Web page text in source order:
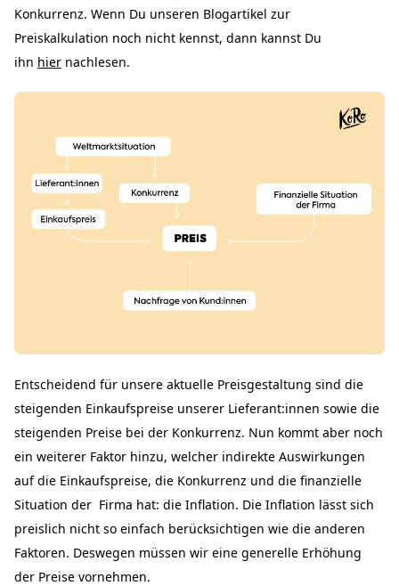
Konkurrenz. Wenn Du unseren Blogartikel zur
Preiskalkulation noch nicht kennst, dann kannst Du
ihn hier nachlesen.
Entscheidend für unsere aktuelle Preisgestaltung sind die
steigenden Einkaufspreise unserer Lieferant:innen sowie die
steigenden Preise bei der Konkurrenz. Nun kommt aber noch
ein weiterer Faktor hinzu, welcher indirekte Auswirkungen
auf die Einkaufspreise, die Konkurrenz und die finanzielle
Situation der Firma hat: die Inflation. Die Inflation lässt sich
preislich nicht so einfach berücksichtigen wie die anderen
Faktoren. Deswegen müssen wir eine generelle Erhöhung
der Preise vornehmen.